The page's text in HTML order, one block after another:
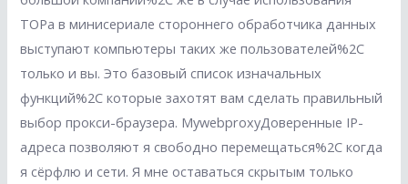
ТОРа в минисериале стороннего обработчика данных
выступают компьютеры таких же пользователей%2C
только и вы. Это базовый список изначальных
функций%2C которые захотят вам сделать правильный
выбор прокси-браузера. MywebproxyДоверенные IP-
адреса позволяют я свободно перемещаться%2C когда
я сёрфлю и сети. Я мне оставаться скрытым только